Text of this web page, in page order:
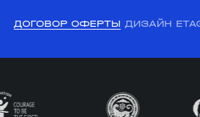
ДОГОВОР ОФЕРТЫ ДИЗАЙН